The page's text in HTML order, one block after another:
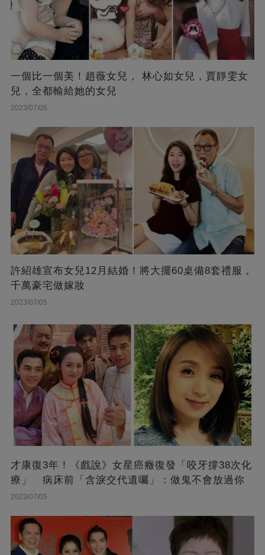
一個比一個美！趙薇女兒， 林心如女兒，賈靜雯女
兒，全都輸給她的女兒
2023/07/05
許紹雄宣布女兒12月結婚！將大擺60桌備8套禮服，
千萬豪宅做嫁妝
2023/07/05
才康復3年！《戲說》女星癌癥復發「咬牙撐38次化
療」 病床前「含淚交代遺囑」：做鬼不會放過你
2023/07/05